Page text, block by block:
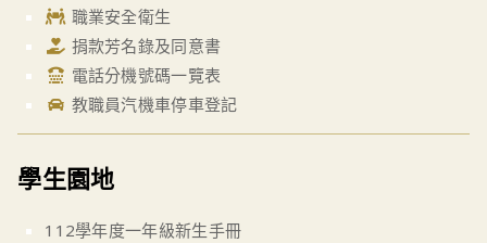
職業安全衛生
捐款芳名錄及同意書
電話分機號碼一覽表
教職員汽機車停車登記
學生園地
112學年度一年級新生手冊